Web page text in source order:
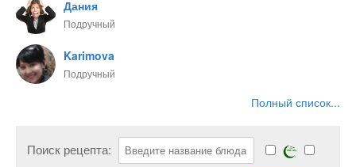
Дания
Подручный
Karimova
Подручный
Полный список...
Поиск рецепта: